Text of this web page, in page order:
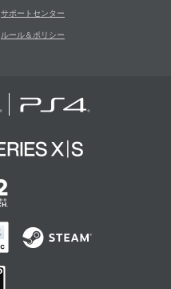
サポートセンター
ルール＆ポリシー